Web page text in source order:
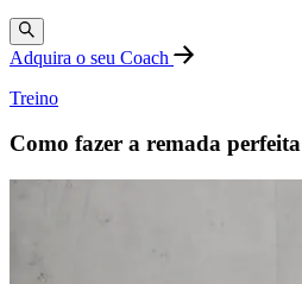
Adquira o seu Coach
Treino
Como fazer a remada perfeita